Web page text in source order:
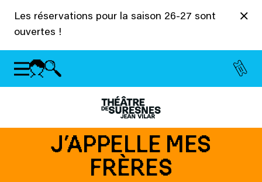
Les réservations pour la saison 26-27 sont
ouvertes !
J’APPELLE MES
FRÈRES